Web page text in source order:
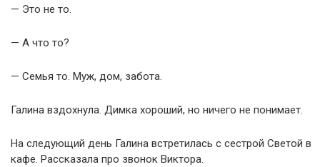
— Это не то.
— А что то?
— Семья то. Муж, дом, забота.
Галина вздохнула. Димка хороший, но ничего не понимает.
На следующий день Галина встретилась с сестрой Светой в
кафе. Рассказала про звонок Виктора.